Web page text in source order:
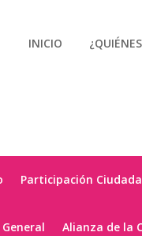
INICIO
Participación
Alianza de la